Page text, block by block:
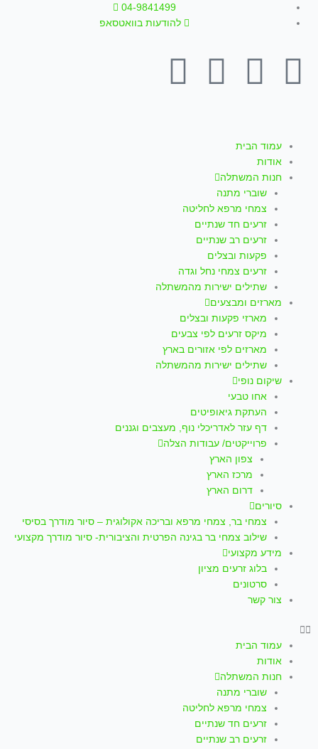
דילוג
לתוכן
04-9841499
להודעות בוואטסאפ
F
c
e
b
o
o
k
f
Y
u
t
u
b
e
I
t
a
g
r
a
m
W
p
עמוד הבית
אודות
חנות המשתלה
שוברי מתנה
צמחי מרפא לחליטה
זרעים חד שנתיים
זרעים רב שנתיים
פקעות ובצלים
זרעים צמחי נחל וגדה
שתילים ישירות מהמשתלה
מארזים ומבצעים
מארזי פקעות ובצלים
מיקס זרעים לפי צבעים
מארזים לפי אזורים בארץ
שתילים ישירות מהמשתלה
שיקום נופי
אחו טבעי
העתקת גיאופיטים
דף עזר לאדריכלי נוף, מעצבים וגננים
פרוייקטים/ עבודות הצלה
צפון הארץ
מרכז הארץ
דרום הארץ
סיורים
צמחי בר, צמחי מרפא ובריכה אקולוגית – סיור מודרך בסיסי
שילוב צמחי בר בגינה הפרטית והציבורית- סיור מודרך מקצועי
מידע מקצועי
בלוג זרעים מציון
סרטונים
צור קשר
עמוד הבית
אודות
חנות המשתלה
שוברי מתנה
צמחי מרפא לחליטה
זרעים חד שנתיים
זרעים רב שנתיים